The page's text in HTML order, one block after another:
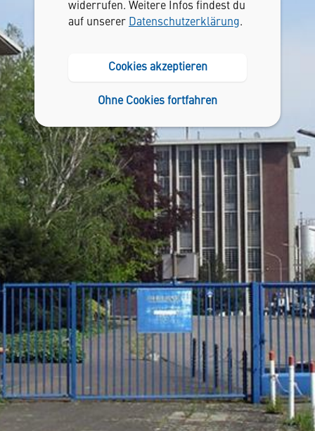
widerrufen. Weitere Infos findest du
auf unserer Datenschutzerklärung.
Cookies akzeptieren
Ohne Cookies fortfahren